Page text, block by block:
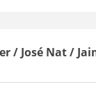
/ José Nat /